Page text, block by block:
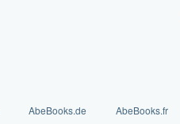
AbeBooks.de AbeBooks.fr